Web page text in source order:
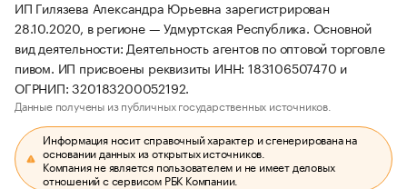
ИП Гилязева Александра Юрьевна зарегистрирован
28.10.2020, в регионе — Удмуртская Республика. Основной
вид деятельности: Деятельность агентов по оптовой торговле
пивом. ИП присвоены реквизиты ИНН: 183106507470 и
ОГРНИП: 320183200052192.
Данные получены из публичных государственных источников.
Информация носит справочный характер и сгенерирована на
основании данных из открытых источников.
Компания не является пользователем и не имеет деловых
отношений с сервисом РБК Компании.